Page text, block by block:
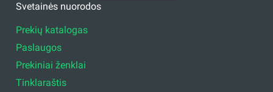
Svetainės nuorodos
Prekių katalogas
Paslaugos
Prekiniai ženklai
Tinklaraštis